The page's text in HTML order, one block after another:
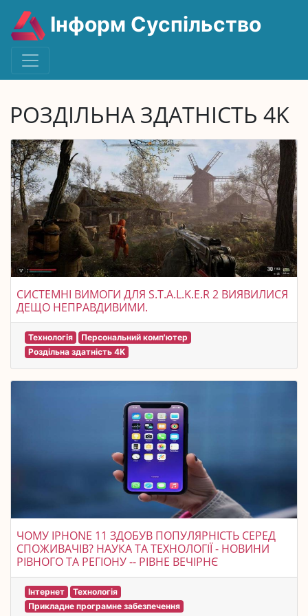
Інформ Суспільство
РОЗДІЛЬНА ЗДАТНІСТЬ 4K
СИСТЕМНІ ВИМОГИ ДЛЯ S.T.A.L.K.E.R 2 ВИЯВИЛИСЯ
ДЕЩО НЕПРАВДИВИМИ.
Технологія
Персональний комп'ютер
Роздільна здатність 4K
ЧОМУ IPHONE 11 ЗДОБУВ ПОПУЛЯРНІСТЬ СЕРЕД
СПОЖИВАЧІВ? НАУКА ТА ТЕХНОЛОГІЇ - НОВИНИ
РІВНОГО ТА РЕГІОНУ -- РІВНЕ ВЕЧІРНЄ
Інтернет
Технологія
Прикладне програмне забезпечення